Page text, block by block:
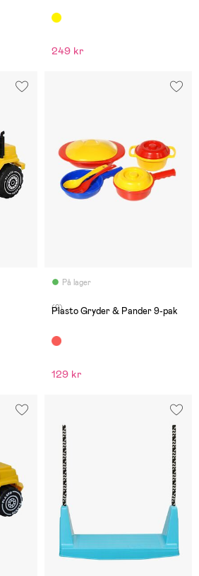
249 kr
På lager
(2)
Plasto Gryder & Pander 9-pak
129 kr